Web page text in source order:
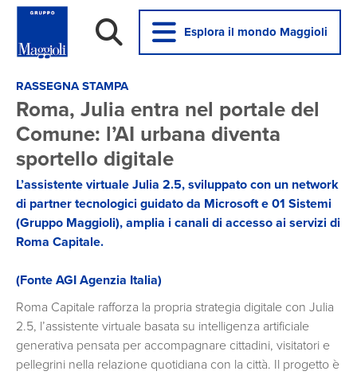
Esplora il mondo Maggioli
RASSEGNA STAMPA
Roma, Julia entra nel portale del
Comune: l’AI urbana diventa
sportello digitale
L’assistente virtuale Julia 2.5, sviluppato con un network
di partner tecnologici guidato da Microsoft e 01 Sistemi
(Gruppo Maggioli), amplia i canali di accesso ai servizi di
Roma Capitale.
(Fonte AGI Agenzia Italia)
Roma Capitale rafforza la propria strategia digitale con Julia
2.5, l’assistente virtuale basata su intelligenza artificiale
generativa pensata per accompagnare cittadini, visitatori e
pellegrini nella relazione quotidiana con la città. Il progetto è